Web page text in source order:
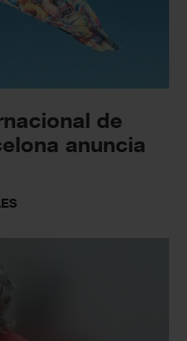
de
anuncia